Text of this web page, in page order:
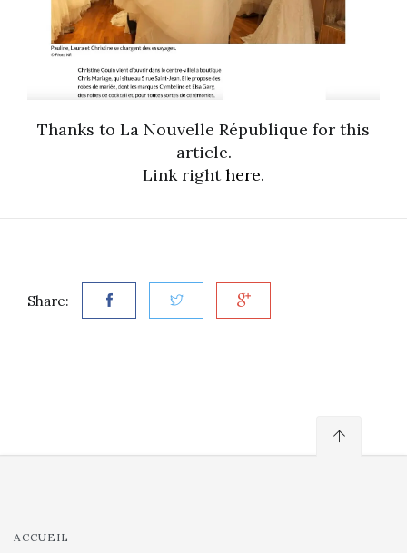
Thanks to La Nouvelle République for this
article.
Link righthere.
Share:
ACCUEIL